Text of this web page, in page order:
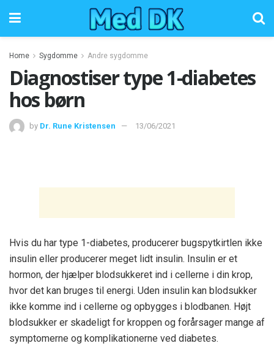
Home Sygdomme Andre sygdomme
Diagnostiser type 1-diabetes
hos børn
by Dr. Rune Kristensen 13/06/2021
Hvis du har type 1-diabetes, producerer bugspytkirtlen ikke
insulin eller producerer meget lidt insulin. Insulin er et
hormon, der hjælper blodsukkeret ind i cellerne i din krop,
hvor det kan bruges til energi. Uden insulin kan blodsukker
ikke komme ind i cellerne og opbygges i blodbanen. Højt
blodsukker er skadeligt for kroppen og forårsager mange af
symptomerne og komplikationerne ved diabetes.